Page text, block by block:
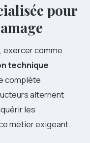
pour
exercer comme
technique
complète
alternent
les
métier exigeant.